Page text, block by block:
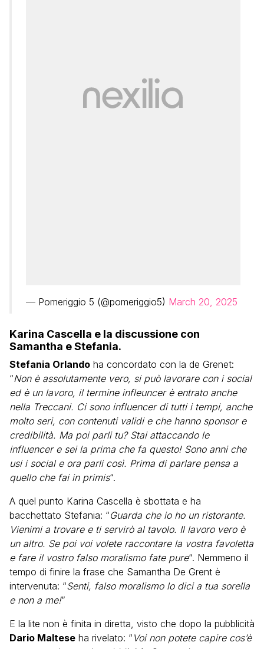
— Pomeriggio 5 (@pomeriggio5) March 20, 2025
Karina Cascella e la discussione con
Samantha e Stefania.
Stefania Orlando ha concordato con la de Grenet:
“Non è assolutamente vero, si può lavorare con i social
ed è un lavoro, il termine infleuncer è entrato anche
nella Treccani. Ci sono influencer di tutti i tempi, anche
molto seri, con contenuti validi e che hanno sponsor e
credibilità. Ma poi parli tu? Stai attaccando le
influencer e sei la prima che fa questo! Sono anni che
usi i social e ora parli così. Prima di parlare pensa a
quello che fai in primis“.
A quel punto Karina Cascella è sbottata e ha
bacchettato Stefania: “Guarda che io ho un ristorante.
Vienimi a trovare e ti servirò al tavolo. Il lavoro vero è
un altro. Se poi voi volete raccontare la vostra favoletta
e fare il vostro falso moralismo fate pure“. Nemmeno il
tempo di finire la frase che Samantha De Grent è
intervenuta: “Senti, falso moralismo lo dici a tua sorella
e non a me!”
E la lite non è finita in diretta, visto che dopo la pubblicità
Dario Maltese ha rivelato: “ Voi non potete capire cos’è